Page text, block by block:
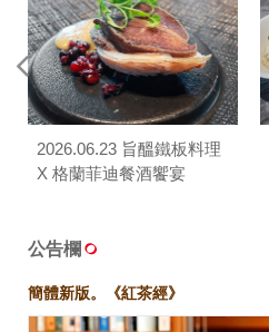
2026.06.23 旨醞鐵板料理
X 格蘭菲迪餐酒饗宴
公告欄
簡體新版。《紅茶經》